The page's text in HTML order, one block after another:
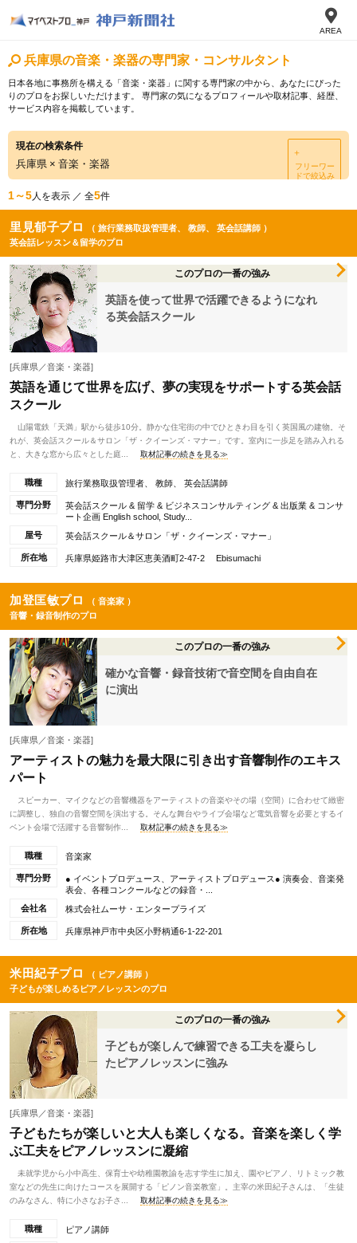
AREA
兵庫県の音楽・楽器の専門家・コンサルタント
日本各地に事務所を構える「音楽・楽器」に関する専門家の中から、あなたにぴった
りのプロをお探しいただけます。 専門家の気になるプロフィールや取材記事、経歴、
サービス内容を掲載しています。
現在の検索条件
兵庫県 × 音楽・楽器
＋
フリーワー
ドで絞込み
1～5人を表示 ／ 全5件
里見郁子プロ
（ 旅行業務取扱管理者、 教師、 英会話講師 ）
英会話レッスン＆留学のプロ
このプロの一番の強み
英語を使って世界で活躍できるようになれ
る英会話スクール
[兵庫県／音楽・楽器]
英語を通じて世界を広げ、夢の実現をサポートする英会話
スクール
山陽電鉄「天満」駅から徒歩10分。静かな住宅街の中でひときわ目を引く英国風の建物。そ
れが、英会話スクール＆サロン「ザ・クイーンズ・マナー」です。室内に一歩足を踏み入れる
と、大きな窓から広々とした庭...
取材記事の続きを見る≫
職種 旅行業務取扱管理者、 教師、 英会話講師
専門分野
英会話スクール & 留学 & ビジネスコンサルティング & 出版業 & コンサ
ート企画 English school, Study...
屋号
英会話スクール＆サロン「ザ・クイーンズ・マナー」
所在地 兵庫県姫路市大津区恵美酒町2-47-2 Ebisumachi
加登匡敏プロ
（ 音楽家 ）
音響・録音制作のプロ
このプロの一番の強み
確かな音響・録音技術で音空間を自由自在
に演出
[兵庫県／音楽・楽器]
アーティストの魅力を最大限に引き出す音響制作のエキス
パート
スピーカー、マイクなどの音響機器をアーティストの音楽やその場（空間）に合わせて緻密
に調整し、独自の音響空間を演出する。そんな舞台やライブ会場など電気音響を必要とするイ
ベント会場で活躍する音響制作...
取材記事の続きを見る≫
職種 音楽家
専門分野
● イベントプロデュース、アーティストプロデュース● 演奏会、音楽発
表会、各種コンクールなどの録音・...
会社名
株式会社ムーサ・エンタープライズ
所在地 兵庫県神戸市中央区小野柄通6-1-22-201
米田紀子プロ
（ ピアノ講師 ）
子どもが楽しめるピアノレッスンのプロ
このプロの一番の強み
子どもが楽しんで練習できる工夫を凝らし
たピアノレッスンに強み
[兵庫県／音楽・楽器]
子どもたちが楽しいと大人も楽しくなる。音楽を楽しく学
ぶ工夫をピアノレッスンに凝縮
未就学児から小中高生、保育士や幼稚園教諭を志す学生に加え、園やピアノ、リトミック教
室などの先生に向けたコースを展開する「ピノン音楽教室」。主宰の米田紀子さんは、「生徒
のみなさん、特に小さなお子さ...
取材記事の続きを見る≫
職種 ピアノ講師